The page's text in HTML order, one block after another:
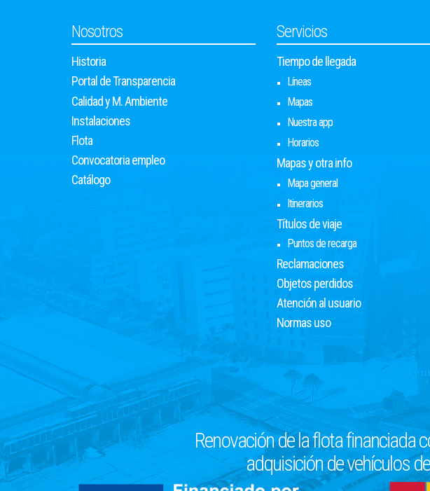
Nosotros
Historia
Portal de Transparencia
Calidad y M. Ambiente
Instalaciones
Flota
Convocatoria empleo
Catálogo
Servicios
Tiempo de llegada
Líneas
Mapas
Nuestra app
Horarios
Mapas y otra info
Mapa general
Itinerarios
Títulos de viaje
Puntos de recarga
Reclamaciones
Objetos perdidos
Atención al usuario
Normas uso
Renovación de la flota financiada
adquisición de vehículos